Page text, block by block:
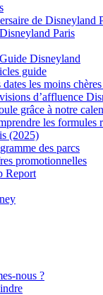
de Disneyland
Paris
Disneyland
guide
dates les moins
d’affluence
grâce à notre
les formules
(2025)
des parcs
promotionnelles
Report
nous ?